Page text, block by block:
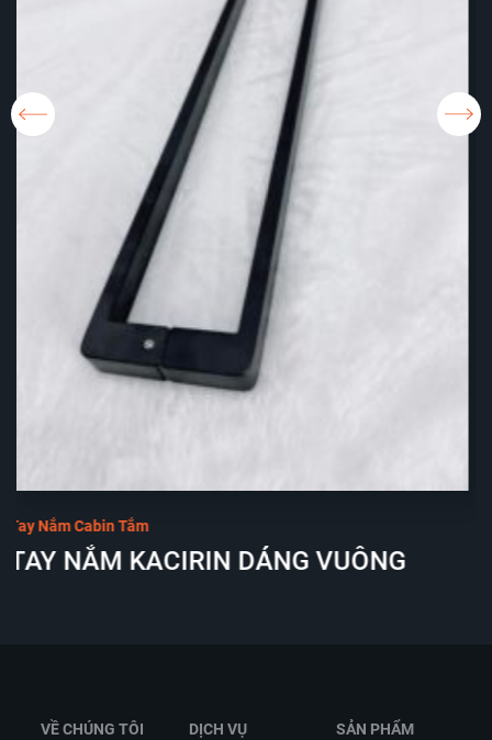
Tay Nắm Cabin Tắm
TAY NẮM KACIRIN DÁNG L
VỀ CHÚNG TÔI DỊCH VỤ SẢN PHẨM